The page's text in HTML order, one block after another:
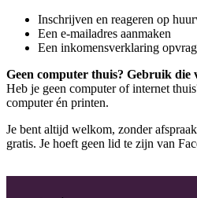
Inschrijven en reageren op
Een e-mailadres aanmaken
Een inkomensverklaring
Geen computer thuis? Gebruik die
Heb je geen computer of internet
computer én printen.
Je bent altijd welkom, zonder
gratis. Je hoeft geen lid te zijn van